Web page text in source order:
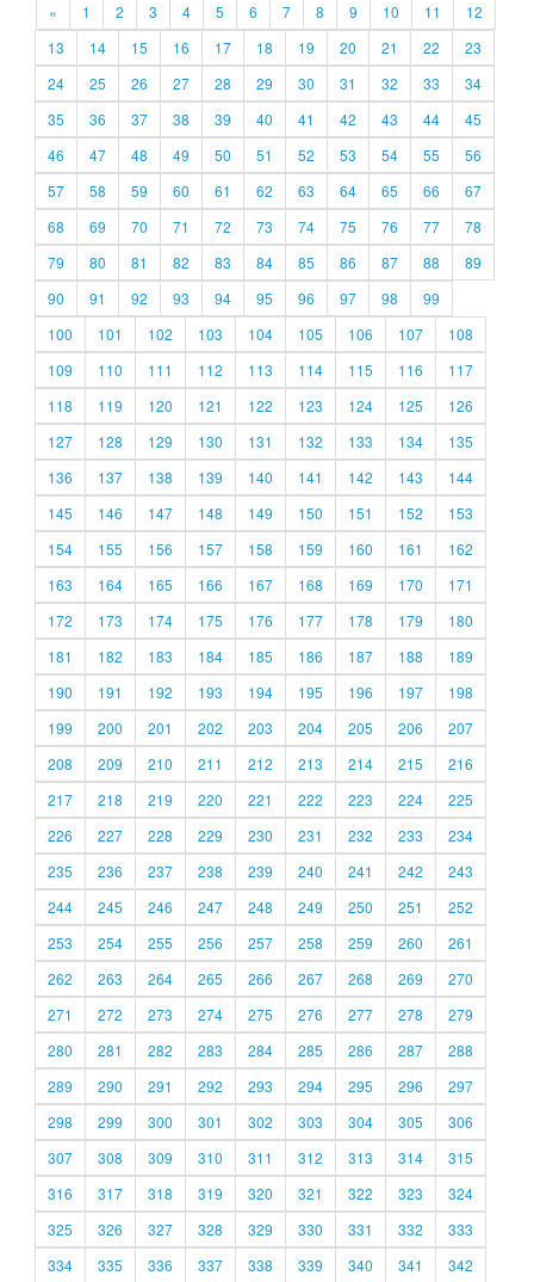
« 1 2 3 4 5 6 7 8 9 10 11
12
13
14 15 16 17 18 19 20 21 22
23
24
25 26 27 28 29 30 31 32 33
34
35
36 37 38 39 40 41 42 43 44
45
46
47 48 49 50 51 52 53 54 55
56
57
58 59 60 61 62 63 64 65 66
67
68
69 70 71 72 73 74 75 76 77
78
79
80 81 82 83 84 85 86 87 88
89
90
91 92 93 94 95 96 97 98
99
100
101 102 103 104 105 106 107
108
109
110 111 112 113 114 115 116
117
118
119 120 121 122 123 124 125
126
127
128 129 130 131 132 133 134
135
136
137 138 139 140 141 142 143
144
145
146 147 148 149 150 151 152
153
154
155 156 157 158 159 160 161
162
163
164 165 166 167 168 169 170
171
172
173 174 175 176 177 178 179
180
181
182 183 184 185 186 187 188
189
190
191 192 193 194 195 196 197
198
199
200 201 202 203 204 205 206
207
208
209 210 211 212 213 214 215
216
217
218 219 220 221 222 223 224
225
226
227 228 229 230 231 232 233
234
235
236 237 238 239 240 241 242
243
244
245 246 247 248 249 250 251
252
253
254 255 256 257 258 259 260
261
262
263 264 265 266 267 268 269
270
271
272 273 274 275 276 277 278
279
280
281 282 283 284 285 286 287
288
289
290 291 292 293 294 295 296
297
298
299 300 301 302 303 304 305
306
307
308 309 310 311 312 313 314
315
316
317 318 319 320 321 322 323
324
325
326 327 328 329 330 331 332
333
334
335 336 337 338 339 340 341 342